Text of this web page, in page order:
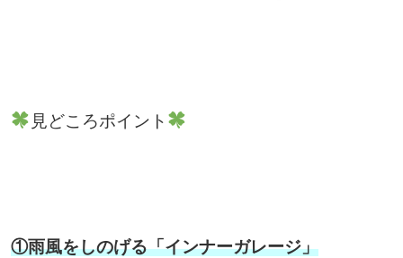
見どころポイント
①雨風をしのげる「インナーガレージ」